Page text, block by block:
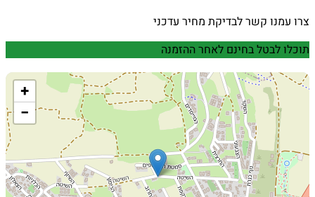
צרו עמנו קשר לבדיקת מחיר עדכני
תוכלו לבטל בחינם לאחר ההזמנה
+
−